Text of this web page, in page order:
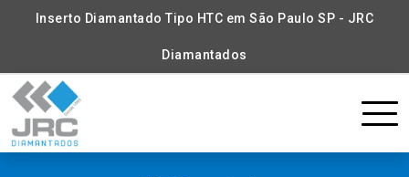
Inserto Diamantado Tipo HTC em São Paulo SP - JRC
Diamantados